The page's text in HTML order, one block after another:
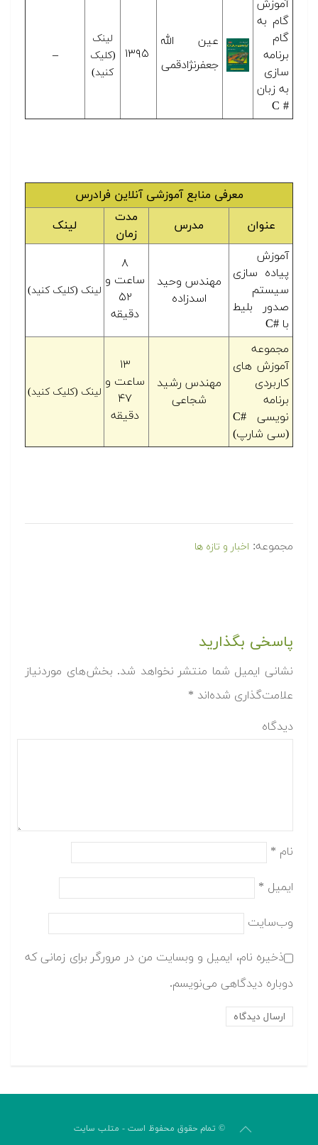
آموزش
گام به
گام
برنامه
سازی
به زبان
# C
عین الله
جعفرنژادقمی
۱۳۹۵
لینک
(کلیک
کنید)
–
معرفی منابع آموزشی آنلاین فرادرس
عنوان
مدرس
مدت
زمان
لینک
آموزش
پیاده سازی
سیستم
صدور بلیط
با #C
مهندس وحید
اسدزاده
۸
ساعت و
۵۲
دقیقه
لینک (کلیک کنید)
مجموعه
آموزش های
کاربردی
برنامه
نویسی #C
(سی شارپ)
مهندس رشید
شجاعی
۱۳
ساعت و
۴۷
دقیقه
لینک (کلیک کنید)
مجموعه: اخبار و تازه ها
پاسخی بگذارید
نشانی ایمیل شما منتشر نخواهد شد. بخش‌های موردنیاز
علامت‌گذاری شده‌اند *
دیدگاه
نام *
ایمیل *
وب‌سایت
ذخیره نام، ایمیل و وبسایت من در مرورگر برای زمانی که
دوباره دیدگاهی می‌نویسم.
© تمام حقوق محفوظ است - متلب سایت